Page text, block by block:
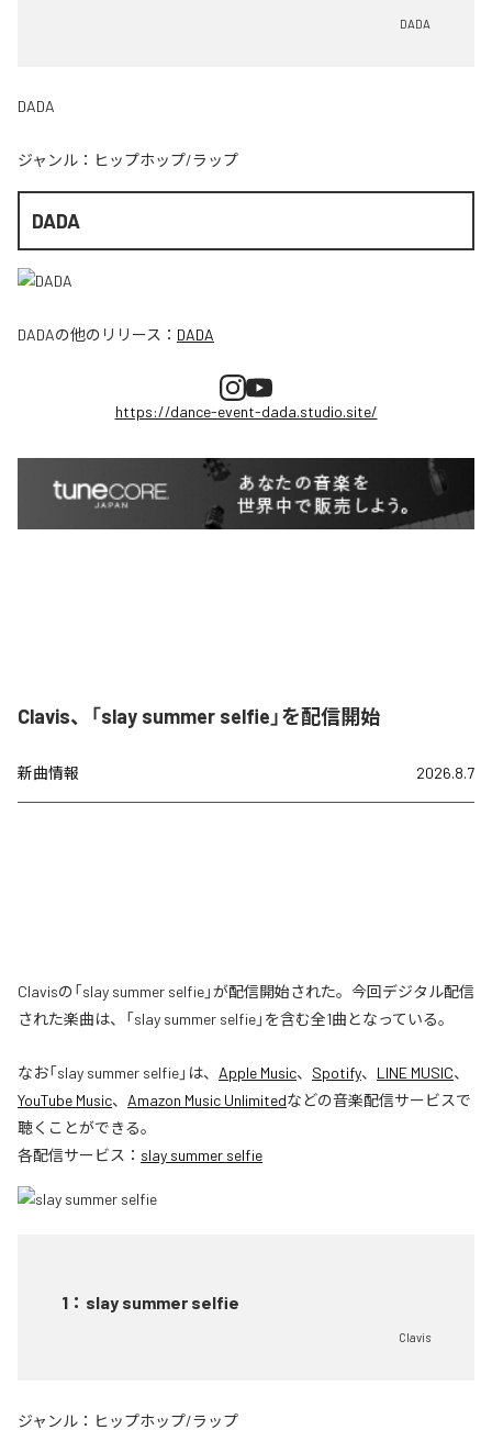
DADA
DADA
ジャンル： ヒップホップ/ラップ
DADA
DADAの他のリリース： DADA
https://dance-event-dada.studio.site/
Clavis、「slay summer selfie」を配信開始
新曲情報 2026.8.7
Clavisの「slay summer selfie」が配信開始された。今回デジタル配信
された楽曲は、「slay summer selfie」を含む全1曲となっている。
なお「slay summer selfie」は、 Apple Music、 Spotify、 LINE MUSIC、
YouTube Music、 Amazon Music Unlimitedなどの音楽配信サービスで
聴くことができる。
各配信サービス： slay summer selfie
1 ： slay summer selfie
Clavis
ジャンル： ヒップホップ/ラップ